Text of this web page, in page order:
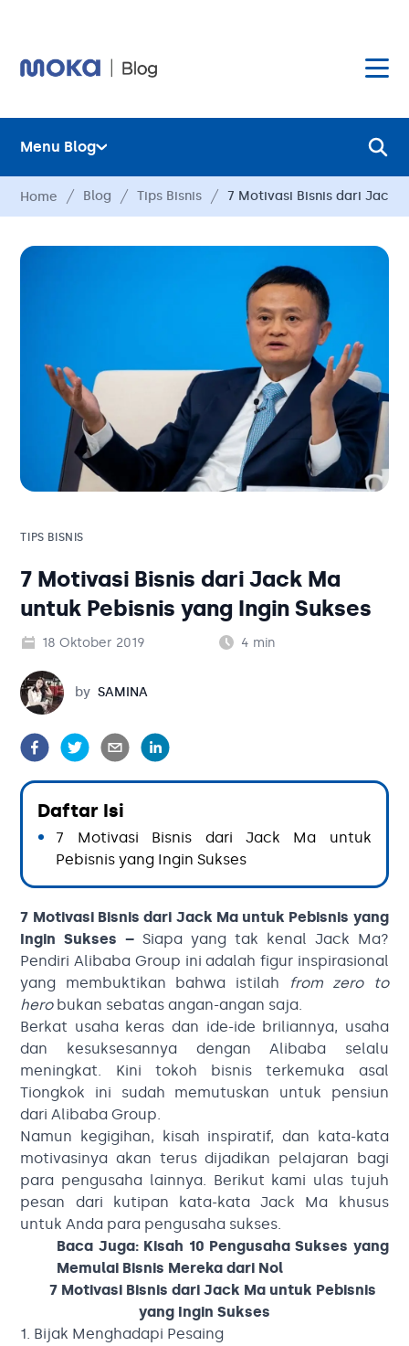
Layanan
Hardware
Harga
Blog
Solusi Bisnis
Tambahan
Menu Blog
Layanan
Hardware
Hubungi Kami
Solusi Bisnis
Tambahan
Kategori Blog
Home Blog Tips Bisnis 7 Motivasi Bisnis dari Jack
TIPS BISNIS
7 Motivasi Bisnis dari Jack Ma
untuk Pebisnis yang Ingin Sukses
18 Oktober 2019 4 min
Samina
by SAMINA
Daftar Isi
7 Motivasi Bisnis dari Jack Ma untuk
Pebisnis yang Ingin Sukses
7 Motivasi Bisnis dari Jack Ma untuk Pebisnis yang
Ingin Sukses –Siapa yang tak kenal Jack Ma?
Pendiri Alibaba Group ini adalah figur inspirasional
yang membuktikan bahwa istilah
from zero to
herobukan sebatas angan-angan saja.
Berkat usaha keras dan ide-ide briliannya, usaha
dan kesuksesannya dengan Alibaba selalu
meningkat. Kini tokoh bisnis terkemuka asal
Tiongkok ini sudah memutuskan untuk pensiun
dari Alibaba Group.
Namun kegigihan, kisah inspiratif, dan kata-kata
motivasinya akan terus dijadikan pelajaran bagi
para pengusaha lainnya. Berikut kami ulas tujuh
pesan dari kutipan kata-kata Jack Ma khusus
untuk Anda para pengusaha sukses.
Baca Juga: Kisah 10 Pengusaha Sukses yang
Memulai Bisnis Mereka dari Nol
7 Motivasi Bisnis dari Jack Ma untuk Pebisnis
yang Ingin Sukses
1. Bijak Menghadapi Pesaing